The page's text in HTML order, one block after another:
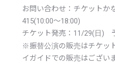
お問い合わせ：チケット
415(10:00～18:00)
チケット発売：11/29(日)
※振替公演の販売はチケッ
イガイドでの販売はござい